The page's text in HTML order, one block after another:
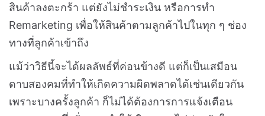
สินค้าลงตะกร้า แต่ยังไม่ชำระเงิน หรือการทำ
Remarketing เพื่อให้สินค้าตามลูกค้าไปในทุก ๆ ช่อง
ทางที่ลูกค้าเข้าถึง
แม้ว่าวิธีนี้จะได้ผลลัพธ์ที่ค่อนข้างดี แต่ก็เป็นเสมือน
ดาบสองคมที่ทำให้เกิดความผิดพลาดได้เช่นเดียวกัน
เพราะบางครั้งลูกค้า ก็ไม่ได้ต้องการการแจ้งเตือน